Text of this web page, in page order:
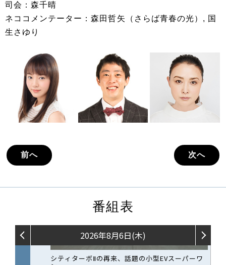
司会：森千晴
ネココメンテーター：森田哲矢（さらば青春の光）, 国
生さゆり
前へ 次へ
番組表